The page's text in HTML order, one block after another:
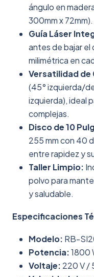
ángulo en
300mm x 72mm).
Guía Láser
antes de bajar el
milimétrica en
Versatilidad de
(45° izquierda/
izquierda), ideal
complejas.
Disco de 10
255 mm con 40
entre rapidez y
Taller Limpio:
polvo para
y saludable.
Especificaciones
Modelo: RB-
Potencia:1800
Voltaje: 220 V /